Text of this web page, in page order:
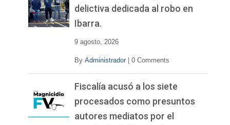
delictiva dedicada al robo en
Ibarra.
9 agosto, 2026
By Administrador 0 Comments
Fiscalía acusó a los siete
procesados como presuntos
autores mediatos por el